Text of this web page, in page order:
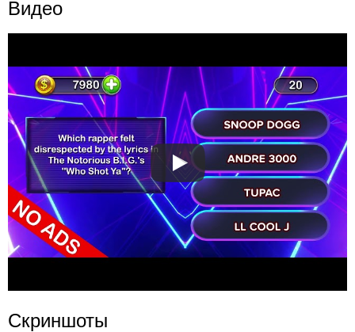
Видео
Скриншоты